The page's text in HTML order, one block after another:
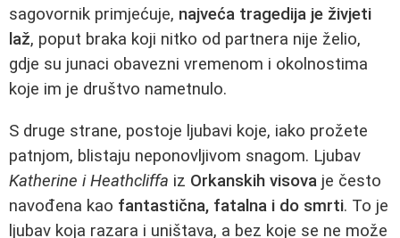
sagovornik primjećuje, najveća tragedija je živjeti
laž, poput braka koji nitko od partnera nije želio,
gdje su junaci obavezni vremenom i okolnostima
koje im je društvo nametnulo.
S druge strane, postoje ljubavi koje, iako prožete
patnjom, blistaju neponovljivom snagom. Ljubav
Katherine i Heathcliffa iz Orkanskih visova je često
navođena kao fantastična, fatalna i do smrti. To je
ljubav koja razara i uništava, a bez koje se ne može